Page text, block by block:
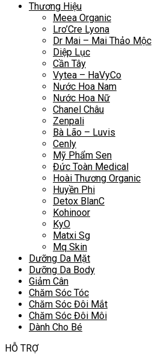
Thương Hiệu
Meea Organic
Lro’Cre Lyona
Dr Mai – Mai Thảo Mộc
Diệp Lục
Cần Tây
Vytea – HaVyCo
Nước Hoa Nam
Nước Hoa Nữ
Chanel Châu
Zenpali
Bà Lão – Luvis
Cenly
Mỹ Phẩm Sen
Đức Toàn Medical
Hoài Thương Organic
Huyền Phi
Detox BlanC
Kohinoor
KyO
Matxi Sg
Mq Skin
Dưỡng Da Mặt
Dưỡng Da Body
Giảm Cân
Chăm Sóc Tóc
Chăm Sóc Đôi Mắt
Chăm Sóc Đôi Môi
Dành Cho Bé
HỖ TRỢ